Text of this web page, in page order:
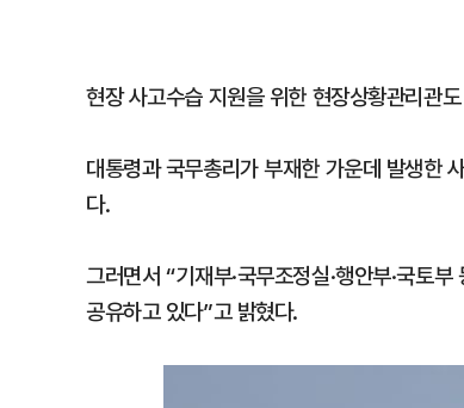
현장 사고수습 지원을 위한 현장상황관리관
대통령과 국무총리가 부재한 가운데 발생한
다.
그러면서 “기재부·국무조정실·행안부·국토
공유하고 있다”고 밝혔다.